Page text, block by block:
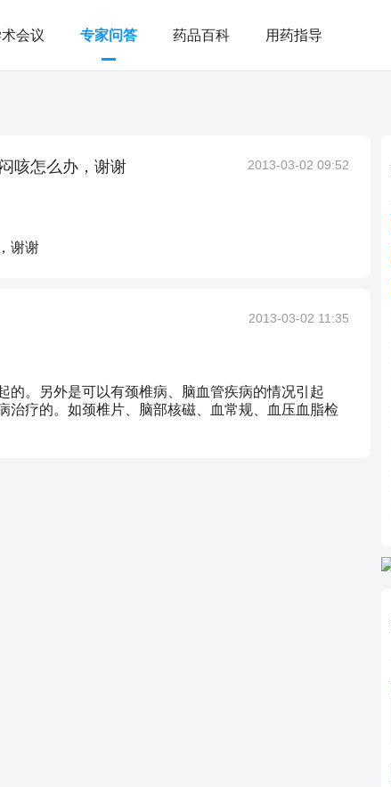
会议 专家问答 药品百科 用药指导
咳怎么办，谢谢 2013-03-02 09:52
谢谢
2013-03-02 11:35
的。另外是可以有颈椎病、脑血管疾病的情况引起
治疗的。如颈椎片、脑部核磁、血常规、血压血脂检